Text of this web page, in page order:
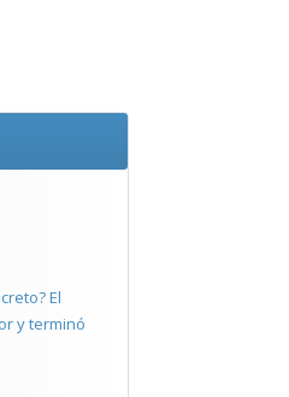
El
y terminó